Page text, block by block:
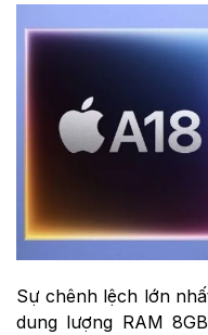
Sự chênh lệch lớn
dung lượng RAM